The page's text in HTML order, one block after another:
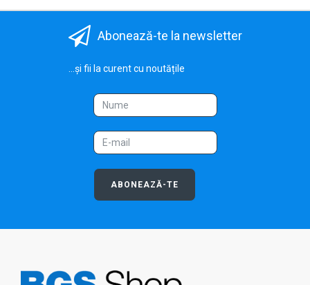
Abonează-te la newsletter
...și fii la curent cu noutățile
ABONEAZĂ-TE